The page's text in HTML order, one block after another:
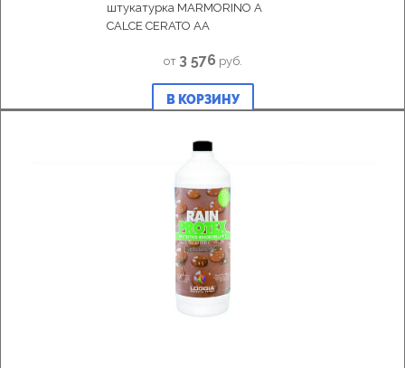
штукатурка MARMORINO A
CALCE CERATO AA
от 3 576 руб.
В КОРЗИНУ